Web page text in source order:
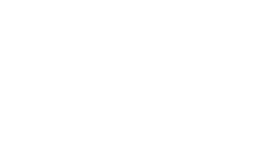
dapat dilaksanakan,” katanya.
berkenaan.